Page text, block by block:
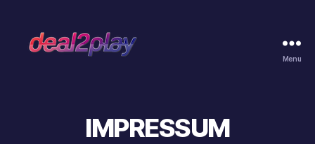
Menu
IMPRESSUM